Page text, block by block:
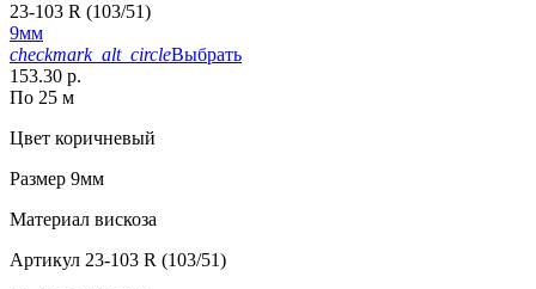
23-103 R (103/51)
9мм
checkmark_alt_circleВыбрать
153.30 р.
По 25 м
Цвет коричневый
Размер 9мм
Материал вискоза
Артикул 23-103 R (103/51)